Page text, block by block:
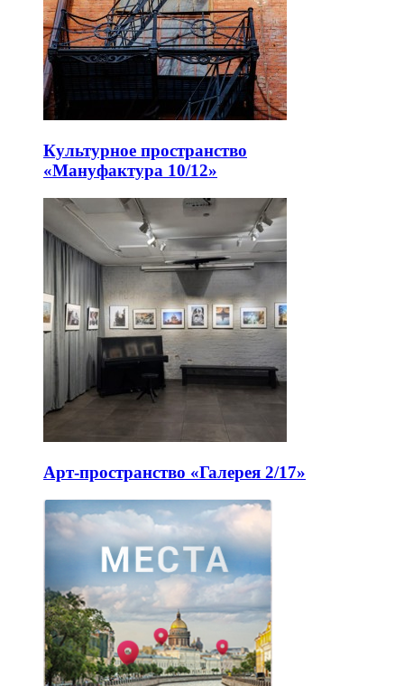
Культурное пространство
«Мануфактура 10/12»
Арт-пространство «Галерея 2/17»